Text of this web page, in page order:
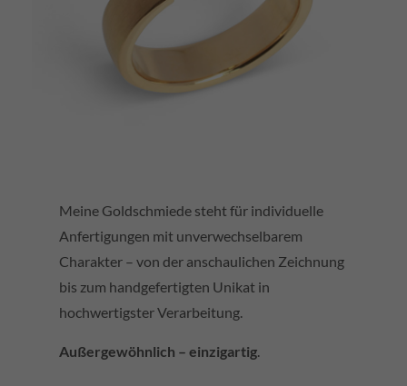
Meine Goldschmiede steht für individuelle
Anfertigungen mit unverwechselbarem
Charakter – von der anschaulichen Zeichnung
bis zum handgefertigten Unikat in
hochwertigster Verarbeitung.
Außergewöhnlich – einzigartig.